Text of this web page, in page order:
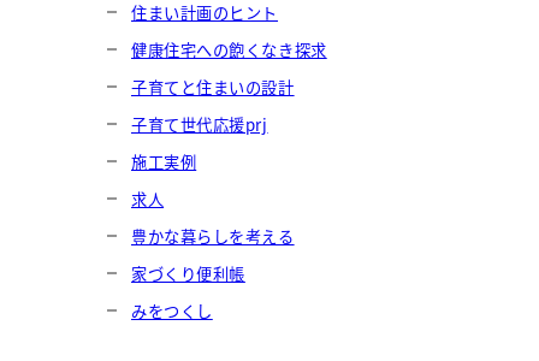
住まい計画のヒント
健康住宅への飽くなき探求
子育てと住まいの設計
子育て世代応援prj
施工実例
求人
豊かな暮らしを考える
家づくり便利帳
みをつくし